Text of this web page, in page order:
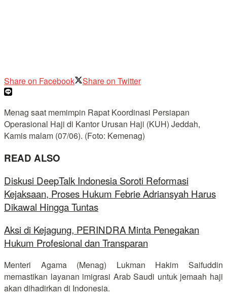
Share on Facebook Share on Twitter
Menag saat memimpin Rapat Koordinasi Persiapan
Operasional Haji di Kantor Urusan Haji (KUH) Jeddah,
Kamis malam (07/06). (Foto: Kemenag)
READ ALSO
Diskusi DeepTalk Indonesia Soroti Reformasi
Kejaksaan, Proses Hukum Febrie Adriansyah Harus
Dikawal Hingga Tuntas
Aksi di Kejagung, PERINDRA Minta Penegakan
Hukum Profesional dan Transparan
Menteri Agama (Menag) Lukman Hakim Saifuddin
memastikan layanan imigrasi Arab Saudi untuk jemaah haji
akan dihadirkan di Indonesia.